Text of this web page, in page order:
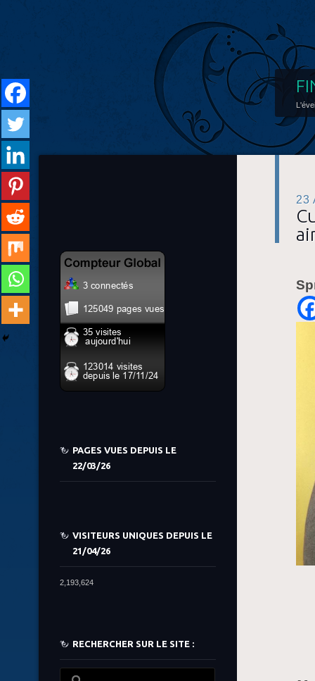
23
PAGES VUES DEPUIS LE
22/03/26
VISITEURS UNIQUES DEPUIS LE
21/04/26
2,193,624
RECHERCHER SUR LE SITE :